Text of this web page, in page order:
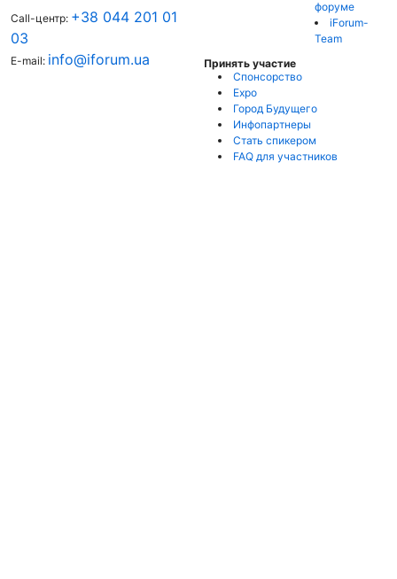
Call-центр: +38 044 201 01
03
E-mail: info@iforum.ua
форуме
iForum-
Team
Принять участие
Спонсорство
Expo
Город Будущего
Инфопартнеры
Стать спикером
FAQ для участников